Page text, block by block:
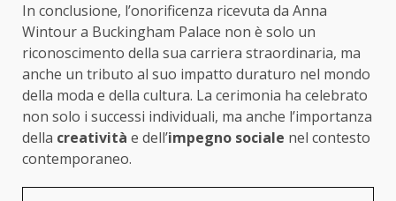
In conclusione, l’onorificenza ricevuta da Anna
Wintour a Buckingham Palace non è solo un
riconoscimento della sua carriera straordinaria, ma
anche un tributo al suo impatto duraturo nel mondo
della moda e della cultura. La cerimonia ha celebrato
non solo i successi individuali, ma anche l’importanza
della creatività e dell’impegno sociale nel contesto
contemporaneo.